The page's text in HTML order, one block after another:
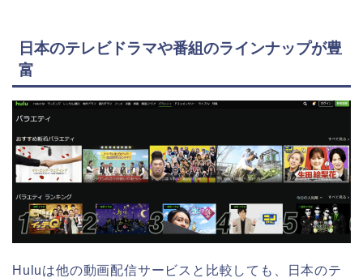
日本のテレビドラマや番組のラインナップが豊
富
Huluは他の動画配信サービスと比較しても、日本のテ